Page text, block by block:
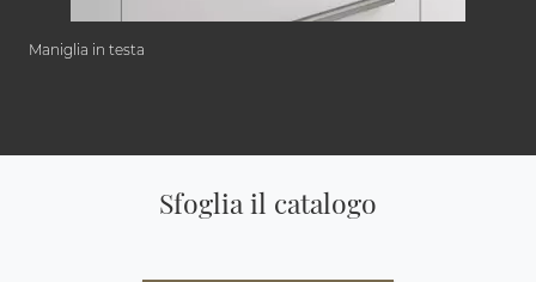
Maniglia in testa
Sfoglia il catalogo